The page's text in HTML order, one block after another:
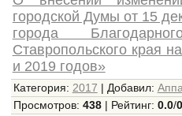
городской Думы от 15
города
Ставропольского края
и 2019 годов»
Категория: 2017 | Добавил:
Просмотров: 438| Рейтинг: 0.0/0